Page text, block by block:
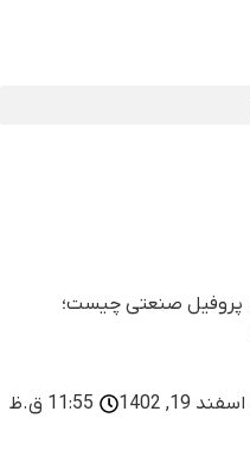
پروفیل صنعتی چیست؛
اسفند 19, 1402 11:55 ق.ظ